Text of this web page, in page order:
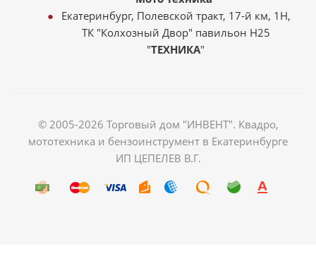
Екатеринбург, Полевской тракт, 17-й км, 1Н,
ТК "Колхозный Двор" павильон Н25
"ТЕХНИКА"
© 2005-2026 Торговый дом "ИНВЕНТ". Квадро,
мототехника и бензоинструмент в Екатеринбурге
ИП ЦЕПЕЛЕВ В.Г.